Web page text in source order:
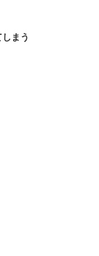
まう